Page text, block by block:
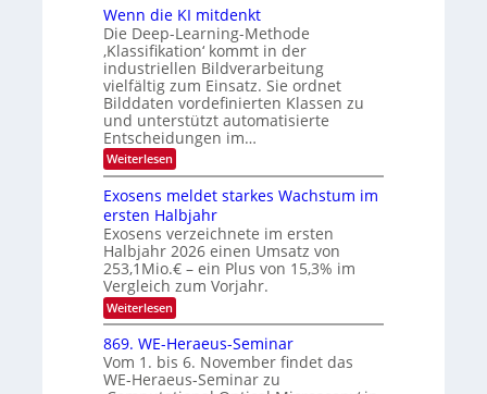
N
T
e
c
h
T
a
l
k
s
a
u
f
d
e
r
V
I
S
I
O
N
2
0
2
6
u
n
g
z
u
E
l
e
k
t
r
o
n
i
k
-
u
n
d
Wenn die KI mitdenkt
Die Deep-Learning-Methode
‚Klassifikation‘ kommt in der
industriellen Bildverarbeitung
vielfältig zum Einsatz. Sie ordnet
Bilddaten vordefinierten Klassen zu
und unterstützt automatisierte
Entscheidungen im…
Weiterlesen:
W
n
n
d
i
e
K
I
m
i
t
d
e
n
Exosens meldet starkes Wachstum im
ersten Halbjahr
Exosens verzeichnete im ersten
Halbjahr 2026 einen Umsatz von
253,1Mio.€ – ein Plus von 15,3% im
Vergleich zum Vorjahr.
Weiterlesen:
E
x
o
s
e
869. WE-Heraeus-Seminar
Vom 1. bis 6. November findet das
WE-Heraeus-Seminar zu